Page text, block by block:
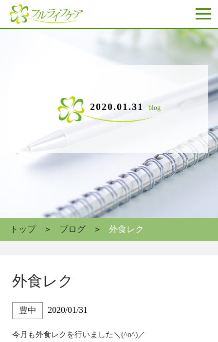
2020.01.31 blog
トップ ブログ 外食レク
外食レク
豊中 2020/01/31
今月も外食レクを行いました＼(^o^)／